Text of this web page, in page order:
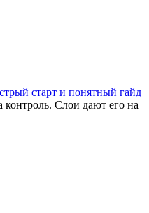
старт и понятный гайд
контроль. Слои дают его на